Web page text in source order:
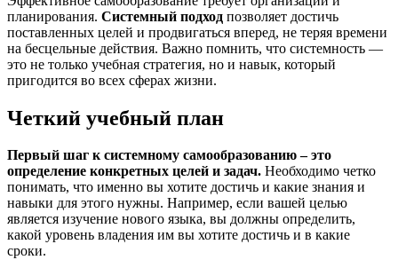
планирования. Системный подход позволяет достичь
поставленных целей и продвигаться вперед, не теряя времени
на бесцельные действия. Важно помнить, что системность —
это не только учебная стратегия, но и навык, который
пригодится во всех сферах жизни.
Четкий учебный план
Первый шаг к системному самообразованию – это
определение конкретных целей и задач. Необходимо четко
понимать, что именно вы хотите достичь и какие знания и
навыки для этого нужны. Например, если вашей целью
является изучение нового языка, вы должны определить,
какой уровень владения им вы хотите достичь и в какие
сроки.